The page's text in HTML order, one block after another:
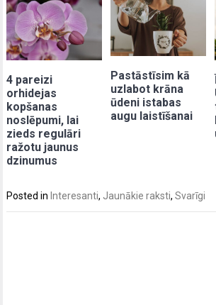
4 pareizi
orhidejas
kopšanas
noslēpumi, lai
zieds regulāri
ražotu jaunus
dzinumus
Pastāstīsim kā
uzlabot krāna
ūdeni istabas
augu laistīšanai
Posted in Interesanti, Jaunākie raksti,Svarīgi